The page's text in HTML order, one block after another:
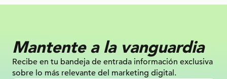
Mantente a la vanguardia
Recibe en tu bandeja de entrada información exclusiva
sobre lo más relevante del marketing digital.